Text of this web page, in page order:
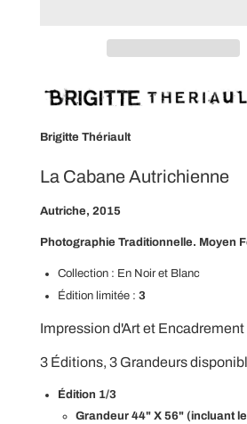
E
M
T
N
U
S
.
Brigitte Thériault
La Cabane Autrichienne
Autriche, 2015
Photographie Traditionnelle. Moyen
Collection : En Noir et Blanc
Édition limitée : 3
Impression d'Art et
3 Éditions, 3 Grandeurs
Édition 1/3
Grandeur 44" X 56" (incluant